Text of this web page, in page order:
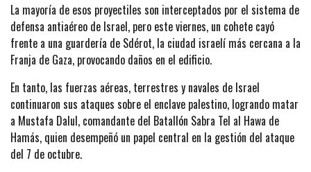
La mayoría de esos proyectiles son interceptados por el sistema de
defensa antiaéreo de Israel, pero este viernes, un cohete cayó
frente a una guardería de Sdérot, la ciudad israelí más cercana a la
Franja de Gaza, provocando daños en el edificio.
En tanto, las fuerzas aéreas, terrestres y navales de Israel
continuaron sus ataques sobre el enclave palestino, logrando matar
a Mustafa Dalul, comandante del Batallón Sabra Tel al Hawa de
Hamás, quien desempeñó un papel central en la gestión del ataque
del 7 de octubre.